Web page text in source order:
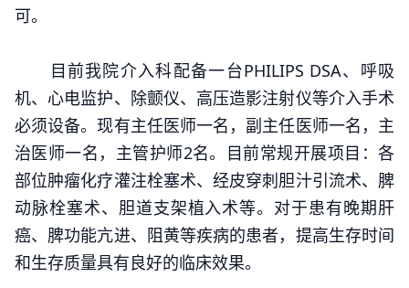
可。
目前我院介入科配备一台PHILIPS DSA、呼吸
机、心电监护、除颤仪、高压造影注射仪等介入手术
必须设备。现有主任医师一名，副主任医师一名，主
治医师一名，主管护师2名。目前常规开展项目：各
部位肿瘤化疗灌注栓塞术、经皮穿刺胆汁引流术、脾
动脉栓塞术、胆道支架植入术等。对于患有晚期肝
癌、脾功能亢进、阻黄等疾病的患者，提高生存时间
和生存质量具有良好的临床效果。